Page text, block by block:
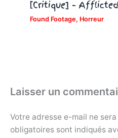
[Critique] – Afflicted
Found Footage, Horreur
Laisser un
Votre adresse e-mail ne
obligatoires sont indiqués